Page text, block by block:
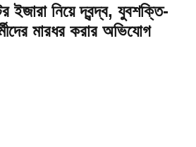
ইজারা নিয়ে দ্বন্দ্ব, যুবশক্তি-
মারধর করার অভিযোগ